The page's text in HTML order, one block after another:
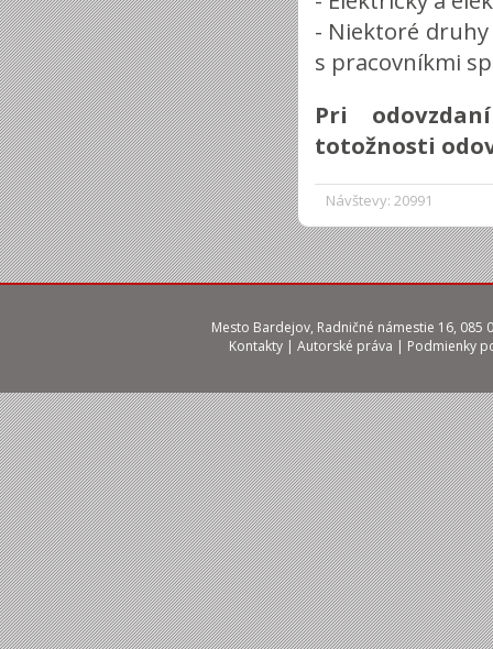
Návštevy: 20991
- Niektoré
s pracovníkmi
Pri
totožnosti
Mesto Bardejov, Radničné námestie 16, 085
Kontakty | Autorské práva | Podmienky